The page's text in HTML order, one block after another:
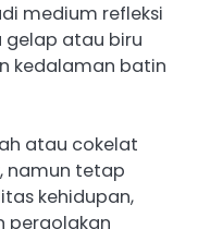
medium refleksi
gelap atau biru
kedalaman batin
atau cokelat
namun tetap
kehidupan,
pergolakan